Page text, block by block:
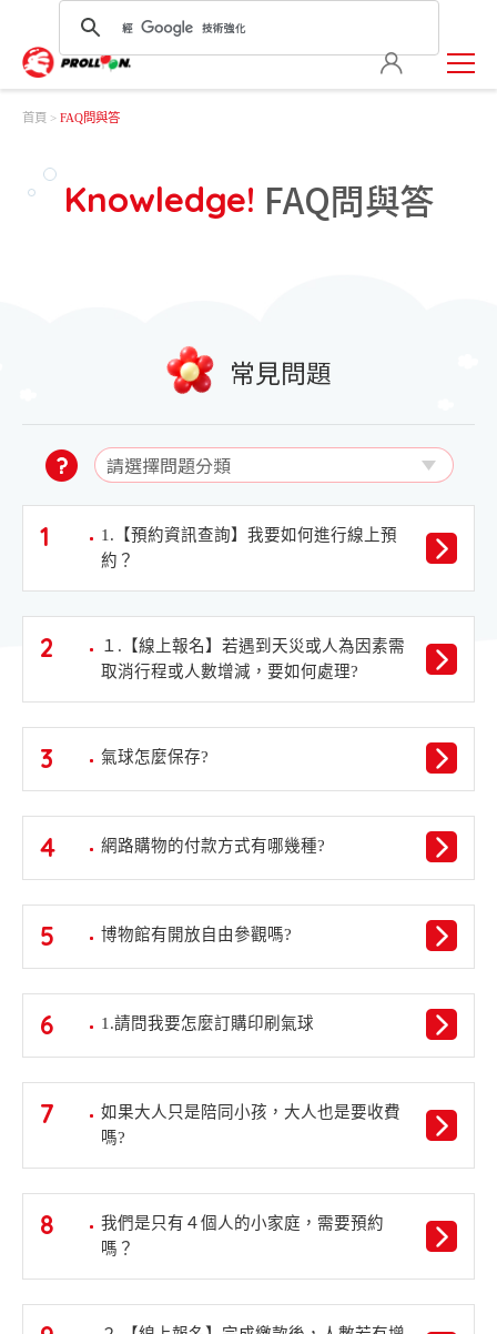
首頁 FAQ問與答
Knowledge! FAQ問與答
常見問題
1
1.【預約資訊查詢】我要如何進行線上預
約？
2
１.【線上報名】若遇到天災或人為因素需
取消行程或人數增減，要如何處理?
3 氣球怎麼保存?
4 網路購物的付款方式有哪幾種?
5 博物館有開放自由參觀嗎?
6 1.請問我要怎麼訂購印刷氣球
7
如果大人只是陪同小孩，大人也是要收費
嗎?
8
我們是只有４個人的小家庭，需要預約
嗎？